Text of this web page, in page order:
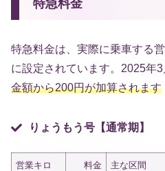
特急料金
特急料金は、実際に乗車する
に設定されています。2025年3
金額から200円が加算されます
りょうもう号【通常期】
営業キロ 料金 主な区間